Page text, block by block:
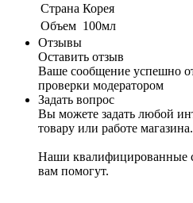
Cтрана Корея
Объем 100мл
Отзывы
Оставить отзыв
Ваше сообщение успешно
проверки модератором
Задать вопрос
Вы можете задать любой
товару или работе магазина.
Наши квалифицированные
вам помогут.